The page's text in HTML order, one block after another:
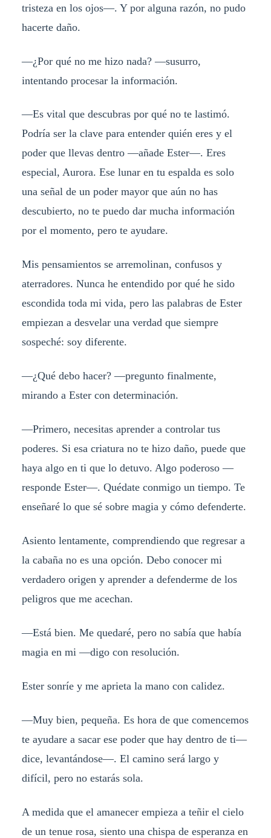
tristeza en los ojos—. Y por alguna razón, no pudo
hacerte daño.
—¿Por qué no me hizo nada? —susurro,
intentando procesar la información.
—Es vital que descubras por qué no te lastimó.
Podría ser la clave para entender quién eres y el
poder que llevas dentro —añade Ester—. Eres
especial, Aurora. Ese lunar en tu espalda es solo
una señal de un poder mayor que aún no has
descubierto, no te puedo dar mucha información
por el momento, pero te ayudare.
Mis pensamientos se arremolinan, confusos y
aterradores. Nunca he entendido por qué he sido
escondida toda mi vida, pero las palabras de Ester
empiezan a desvelar una verdad que siempre
sospeché: soy diferente.
—¿Qué debo hacer? —pregunto finalmente,
mirando a Ester con determinación.
—Primero, necesitas aprender a controlar tus
poderes. Si esa criatura no te hizo daño, puede que
haya algo en ti que lo detuvo. Algo poderoso —
responde Ester—. Quédate conmigo un tiempo. Te
enseñaré lo que sé sobre magia y cómo defenderte.
Asiento lentamente, comprendiendo que regresar a
la cabaña no es una opción. Debo conocer mi
verdadero origen y aprender a defenderme de los
peligros que me acechan.
—Está bien. Me quedaré, pero no sabía que había
magia en mi —digo con resolución.
Ester sonríe y me aprieta la mano con calidez.
—Muy bien, pequeña. Es hora de que comencemos
te ayudare a sacar ese poder que hay dentro de ti—
dice, levantándose—. El camino será largo y
difícil, pero no estarás sola.
A medida que el amanecer empieza a teñir el cielo
de un tenue rosa, siento una chispa de esperanza en